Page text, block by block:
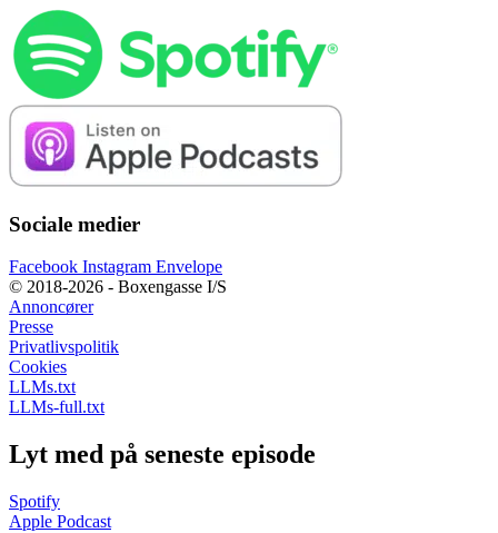
Sociale medier
Facebook Instagram Envelope
© 2018-2026 - Boxengasse I/S
Annoncører
Presse
Privatlivspolitik
Cookies
LLMs.txt
LLMs-full.txt
Lyt med på seneste episode
Spotify
Apple Podcast